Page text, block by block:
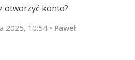
otworzyć konto?
2025, 10:54 • Paweł